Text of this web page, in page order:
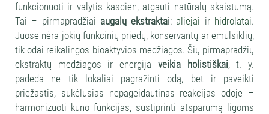
funkcionuoti ir valytis kasdien, atgauti natūralų skaistumą.
Tai – pirmapradžiai augalų ekstraktai: aliejai ir hidrolatai.
Juose nėra jokių funkcinių priedų, konservantų ar emulsiklių,
tik odai reikalingos bioaktyvios medžiagos. Šių pirmapradžių
ekstraktų medžiagos ir energija veikia holistiškai, t. y.
padeda ne tik lokaliai pagražinti odą, bet ir paveikti
priežastis, sukėlusias nepageidautinas reakcijas odoje –
harmonizuoti kūno funkcijas, sustiprinti atsparumą ligoms